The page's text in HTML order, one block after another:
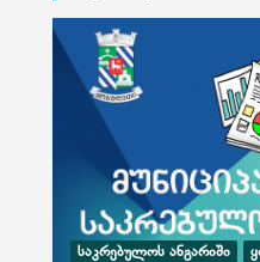
ᲡᲐᲙᲠᲔᲑᲣᲚᲝᲡ ᲐᲜᲒᲐᲠᲘᲨᲘ